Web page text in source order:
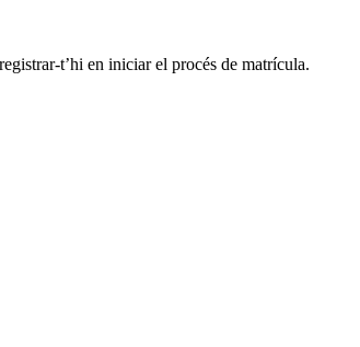
t’hi en iniciar el procés de matrícula.